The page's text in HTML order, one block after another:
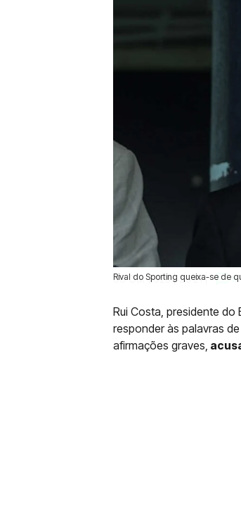
Rival do Sporting queixa-se de
03 Out 2025 | 23:21 | 0
Rui Costa, presidente
responder às palavras
afirmações graves,